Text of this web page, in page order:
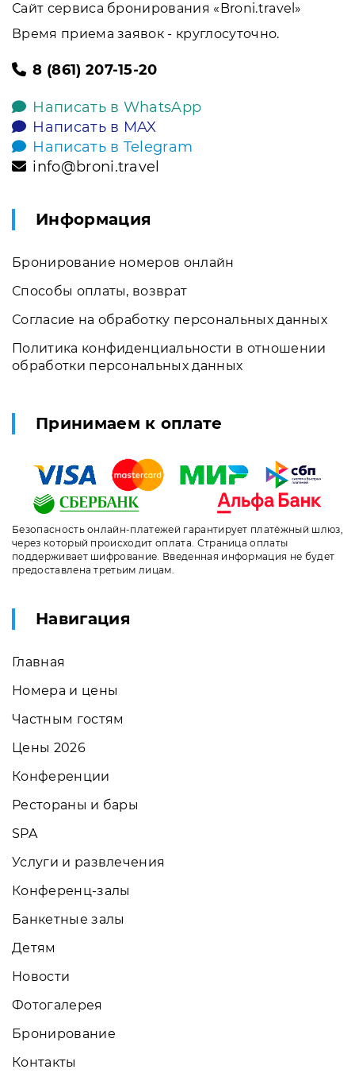
Сайт сервиса бронирования «Broni.travel»
Время приема заявок - круглосуточно.
8 (861) 207-15-20
Написать в WhatsApp
Написать в MAX
Написать в Telegram
info@broni.travel
Информация
Бронирование номеров онлайн
Способы оплаты, возврат
Согласие на обработку персональных данных
Политика конфиденциальности в отношении
обработки персональных данных
Принимаем к оплате
Безопасность онлайн-платежей гарантирует платёжный шлюз,
через который происходит оплата. Страница оплаты
поддерживает шифрование. Введенная информация не будет
предоставлена третьим лицам.
Навигация
Главная
Номера и цены
Частным гостям
Цены 2026
Конференции
Рестораны и бары
SPA
Услуги и развлечения
Конференц-залы
Банкетные залы
Детям
Новости
Фотогалерея
Бронирование
Контакты